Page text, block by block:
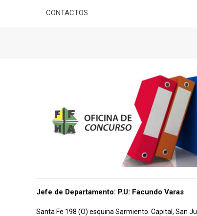
CONTACTOS
Jefe de Departamento: P.U: Facundo Varas
Santa Fe 198 (O) esquina Sarmiento. Capital, San